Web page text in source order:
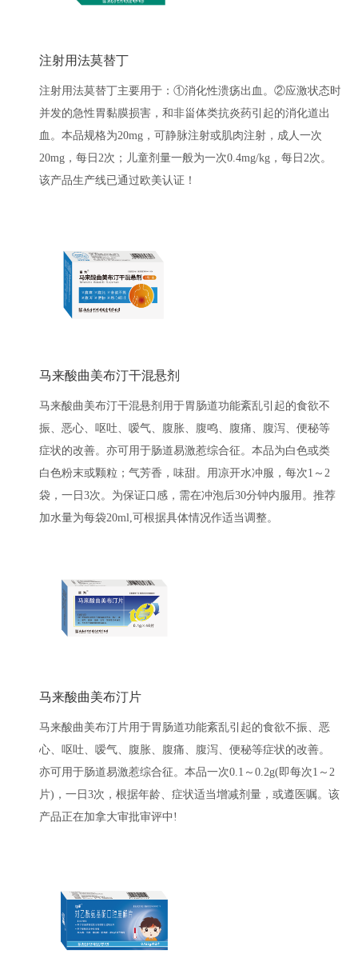
注射用法莫替丁
注射用法莫替丁主要用于：①消化性溃疡出血。②应激状态时
并发的急性胃黏膜损害，和非甾体类抗炎药引起的消化道出
血。本品规格为20mg，可静脉注射或肌肉注射，成人一次
20mg，每日2次；儿童剂量一般为一次0.4mg/kg，每日2次。
该产品生产线已通过欧美认证！
马来酸曲美布汀干混悬剂
马来酸曲美布汀干混悬剂用于胃肠道功能紊乱引起的食欲不
振、恶心、呕吐、嗳气、腹胀、腹鸣、腹痛、腹泻、便秘等
症状的改善。亦可用于肠道易激惹综合征。本品为白色或类
白色粉末或颗粒；气芳香，味甜。用凉开水冲服，每次1～2
袋，一日3次。为保证口感，需在冲泡后30分钟内服用。推荐
加水量为每袋20ml,可根据具体情况作适当调整。
马来酸曲美布汀片
马来酸曲美布汀片用于胃肠道功能紊乱引起的食欲不振、恶
心、呕吐、嗳气、腹胀、腹痛、腹泻、便秘等症状的改善。
亦可用于肠道易激惹综合征。本品一次0.1～0.2g(即每次1～2
片)，一日3次，根据年龄、症状适当增减剂量，或遵医嘱。该
产品正在加拿大审批审评中!